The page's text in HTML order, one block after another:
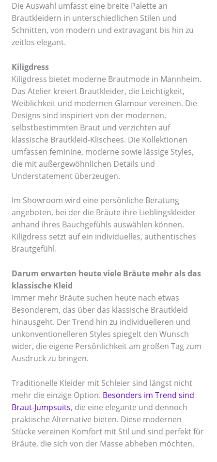
Die Auswahl umfasst eine breite Palette an
Brautkleidern in unterschiedlichen Stilen und
Schnitten, von modern und extravagant bis hin zu
zeitlos elegant.
Kiligdress
Kiligdress bietet moderne Brautmode in Mannheim.
Das Atelier kreiert Brautkleider, die Leichtigkeit,
Weiblichkeit und modernen Glamour vereinen. Die
Designs sind inspiriert von der modernen,
selbstbestimmten Braut und verzichten auf
klassische Brautkleid-Klischees. Die Kollektionen
umfassen feminine, moderne sowie lässige Styles,
die mit außergewöhnlichen Details und
Understatement überzeugen.
Im Showroom wird eine persönliche Beratung
angeboten, bei der die Bräute ihre Lieblingskleider
anhand ihres Bauchgefühls auswählen können.
Kiligdress setzt auf ein individuelles, authentisches
Brautgefühl.
Darum erwarten heute viele Bräute mehr als das
klassische Kleid
Immer mehr Bräute suchen heute nach etwas
Besonderem, das über das klassische Brautkleid
hinausgeht. Der Trend hin zu individuelleren und
unkonventionelleren Styles spiegelt den Wunsch
wider, die eigene Persönlichkeit am großen Tag zum
Ausdruck zu bringen.
Traditionelle Kleider mit Schleier sind längst nicht
mehr die einzige Option. Besonders im Trend sind
Braut-Jumpsuits, die eine elegante und dennoch
praktische Alternative bieten. Diese modernen
Stücke vereinen Komfort mit Stil und sind perfekt für
Bräute, die sich von der Masse abheben möchten.